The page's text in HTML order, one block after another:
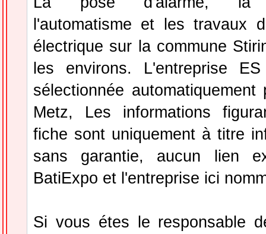
l'automatisme et les travaux
électrique sur la commune
les environs. L'entreprise
sélectionnée automatiquement
Metz, Les informations
fiche sont uniquement à titre
sans garantie, aucun lien
BatiExpo et l'entreprise ici
Si vous étes le responsable